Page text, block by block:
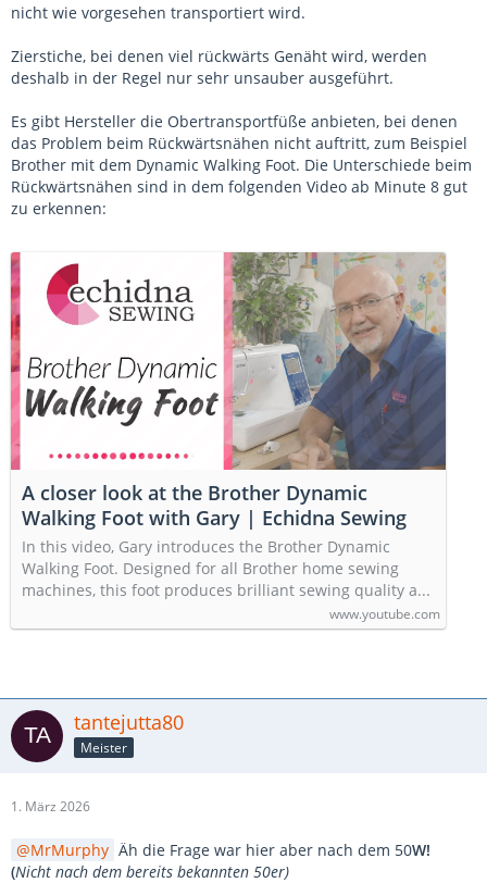
nicht wie vorgesehen transportiert wird.
Zierstiche, bei denen viel rückwärts Genäht wird, werden
deshalb in der Regel nur sehr unsauber ausgeführt.
Es gibt Hersteller die Obertransportfüße anbieten, bei denen
das Problem beim Rückwärtsnähen nicht auftritt, zum Beispiel
Brother mit dem Dynamic Walking Foot. Die Unterschiede beim
Rückwärtsnähen sind in dem folgenden Video ab Minute 8 gut
zu erkennen:
A closer look at the Brother Dynamic
Walking Foot with Gary | Echidna Sewing
In this video, Gary introduces the Brother Dynamic
Walking Foot. Designed for all Brother home sewing
machines, this foot produces brilliant sewing quality a...
www.youtube.com
tantejutta80
Meister
1. März 2026
MrMurphy Äh die Frage war hier aber nach dem 50W!
(Nicht nach dem bereits bekannten 50er)